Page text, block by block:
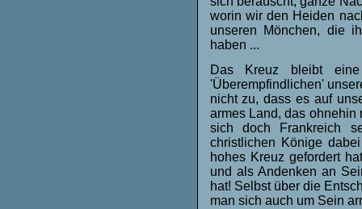
worin wir den Heiden
unseren Mönchen, die
haben ...
Das Kreuz bleibt
'Überempfindlichen'
nicht zu, dass es auf
armes Land, das ohnehin
sich doch Frankreich
christlichen Könige
hohes Kreuz gefordert
und als Andenken an
hat! Selbst über die
man sich auch um Sein